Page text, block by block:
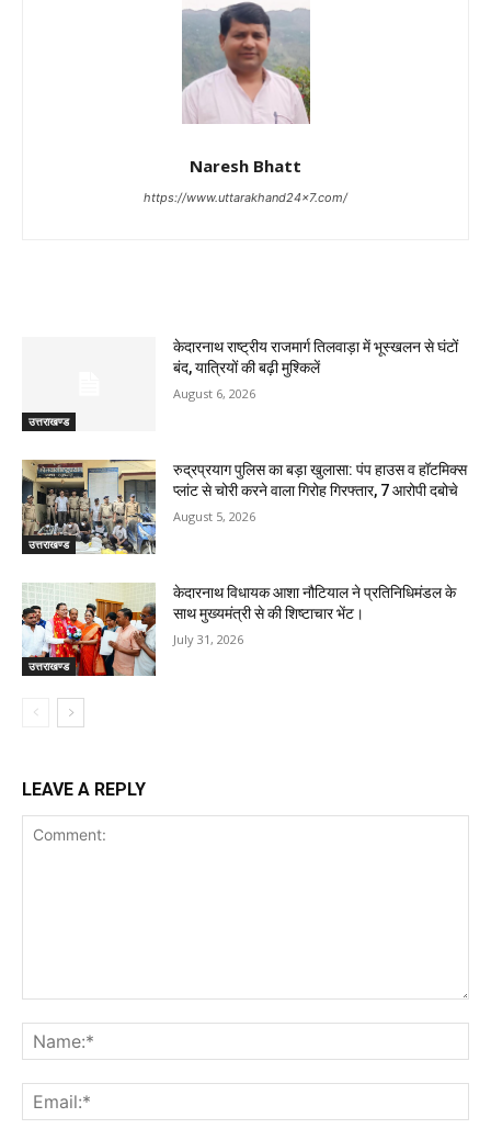
Naresh Bhatt
https://www.uttarakhand24x7.com/
उत्तराखण्ड
केदारनाथ राष्ट्रीय राजमार्ग तिलवाड़ा में भूस्खलन से घंटों
बंद, यात्रियों की बढ़ी मुश्किलें
August 6, 2026
उत्तराखण्ड
रुद्रप्रयाग पुलिस का बड़ा खुलासा: पंप हाउस व हॉटमिक्स
प्लांट से चोरी करने वाला गिरोह गिरफ्तार, 7 आरोपी दबोचे
August 5, 2026
उत्तराखण्ड
केदारनाथ विधायक आशा नौटियाल ने प्रतिनिधिमंडल के
साथ मुख्यमंत्री से की शिष्टाचार भेंट।
July 31, 2026
LEAVE A REPLY